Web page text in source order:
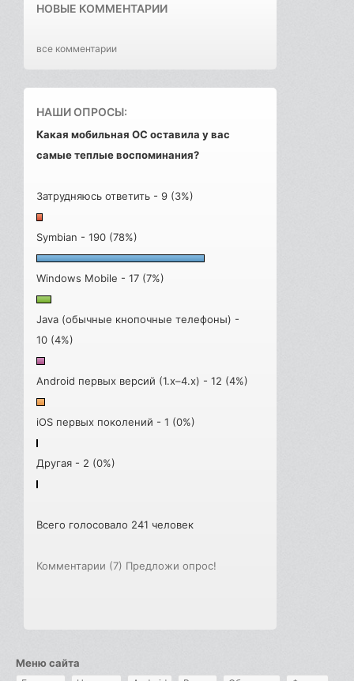
НОВЫЕ КОММЕНТАРИИ
все комментарии
НАШИ ОПРОСЫ:
Какая мобильная ОС оставила у вас
самые теплые воспоминания?
Затрудняюсь ответить - 9 (3%)
Symbian - 190 (78%)
Windows Mobile - 17 (7%)
Java (обычные кнопочные телефоны) -
10 (4%)
Android первых версий (1.x–4.x) - 12 (4%)
iOS первых поколений - 1 (0%)
Другая - 2 (0%)
Всего голосовало 241 человек
Комментарии (7) Предложи опрос!
Меню сайта